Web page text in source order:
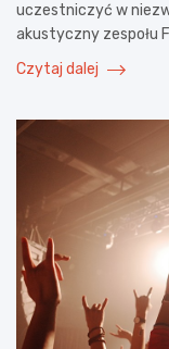
uczestniczyć w
akustyczny zespołu
Czytaj dalej